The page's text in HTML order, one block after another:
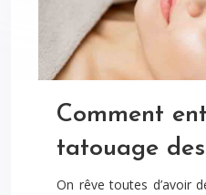
Comment
tatouage
On rêve toutes d’avoir